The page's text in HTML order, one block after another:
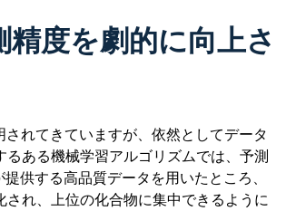
度を劇的に向上さ
れてきていますが、依然としてデータ
ある機械学習アルゴリズムでは、予測
供する高品質データを用いたところ、
れ、上位の化合物に集中できるように